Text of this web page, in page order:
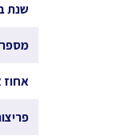
שנת